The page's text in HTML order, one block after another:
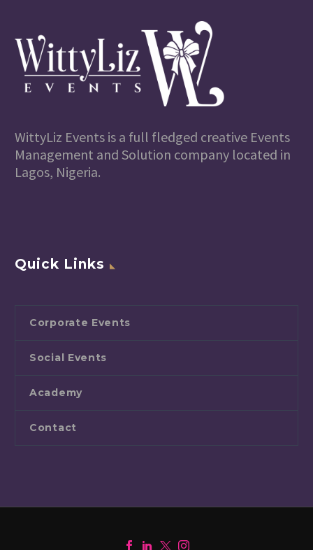
WittyLiz Events is a full fledged creative Events
Management and Solution company located in
Lagos, Nigeria.
Quick Links
Corporate Events
Social Events
Academy
Contact